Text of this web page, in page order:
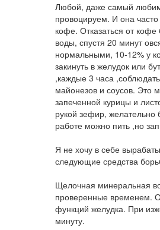
Любой, даже самый
провоцируем. И она
кофе. Отказаться от
воды, спустя 20 минут
нормальными, 10-12% у
закинуть в желудок или
,каждые 3 часа
майонезов и соусов. Это
запеченной курицы и
рукой зефир, желательно
работе можно пить ,но
Я не хочу в себе
следующие средства
Щелочная минеральная
проверенные временем.
функций желудка. При
минуту.